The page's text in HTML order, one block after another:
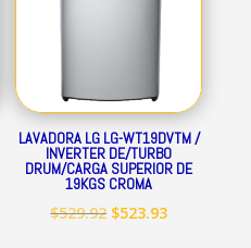
LAVADORA LG LG-WT19DVTM /
INVERTER DE/TURBO
DRUM/CARGA SUPERIOR DE
19KGS CROMA
$529.92 El
$523.93El